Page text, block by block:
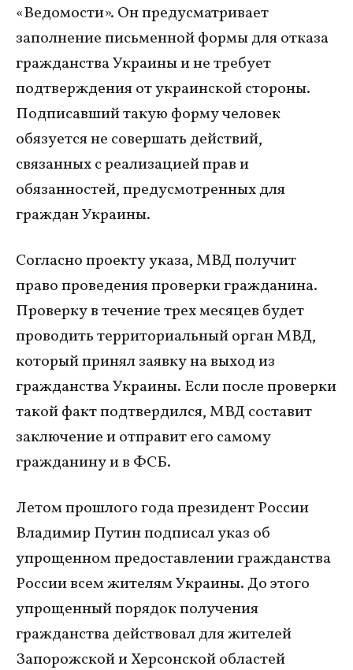
«Ведомости». Он предусматривает
заполнение письменной формы для отказа
гражданства Украины и не требует
подтверждения от украинской стороны.
Подписавший такую форму человек
обязуется не совершать действий,
связанных с реализацией прав и
обязанностей, предусмотренных для
граждан Украины.
Согласно проекту указа, МВД получит
право проведения проверки гражданина.
Проверку в течение трех месяцев будет
проводить территориальный орган МВД,
который принял заявку на выход из
гражданства Украины. Если после проверки
такой факт подтвердился, МВД составит
заключение и отправит его самому
гражданину и в ФСБ.
Летом прошлого года президент России
Владимир Путин подписал указ об
упрощенном предоставлении гражданства
России всем жителям Украины. До этого
упрощенный порядок получения
гражданства действовал для жителей
Запорожской и Херсонской областей